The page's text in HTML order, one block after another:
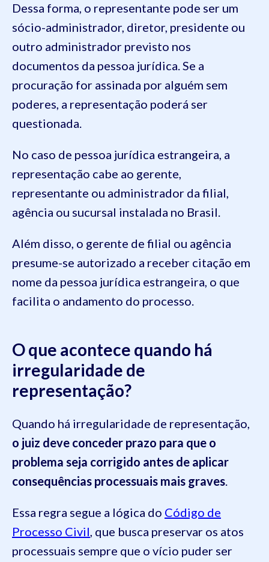
Dessa forma, o representante pode ser um
sócio-administrador, diretor, presidente ou
outro administrador previsto nos
documentos da pessoa jurídica. Se a
procuração for assinada por alguém sem
poderes, a representação poderá ser
questionada.
No caso de pessoa jurídica estrangeira, a
representação cabe ao gerente,
representante ou administrador da filial,
agência ou sucursal instalada no Brasil.
Além disso, o gerente de filial ou agência
presume-se autorizado a receber citação em
nome da pessoa jurídica estrangeira, o que
facilita o andamento do processo.
O que acontece quando há
irregularidade de
representação?
Quando há irregularidade de representação,
o juiz deve conceder prazo para que o
problema seja corrigido antes de aplicar
consequências processuais mais graves.
Essa regra segue a lógica do Código de
Processo Civil, que busca preservar os atos
processuais sempre que o vício puder ser